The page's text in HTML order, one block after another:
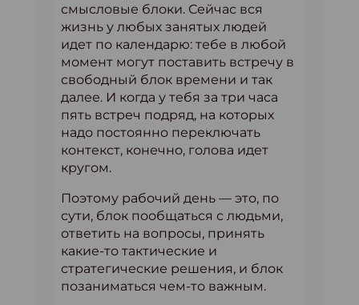
смысловые блоки. Сейчас вся
жизнь у любых занятых людей
идет по календарю: тебе в любой
момент могут поставить встречу в
свободный блок времени и так
далее. И когда у тебя за три часа
пять встреч подряд, на которых
надо постоянно переключать
контекст, конечно, голова идет
кругом.
Поэтому рабочий день — это, по
сути, блок пообщаться с людьми,
ответить на вопросы, принять
какие-то тактические и
стратегические решения, и блок
позаниматься чем-то важным.